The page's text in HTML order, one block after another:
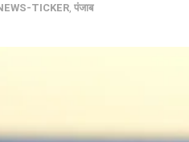
TICKER पंजाब